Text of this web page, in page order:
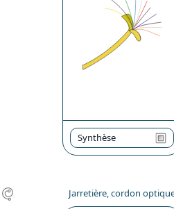
Synthèse
Jarretière, cordon